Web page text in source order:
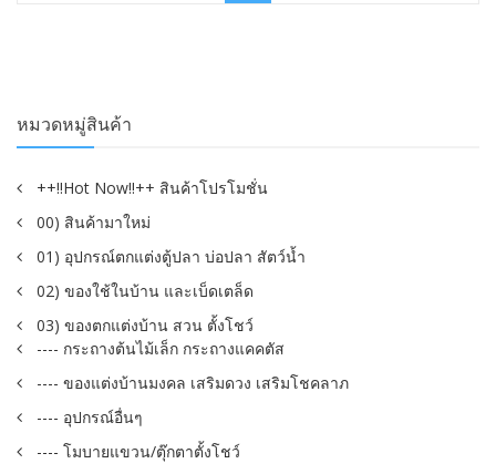
หมวดหมู่สินค้า
++!!Hot Now!!++ สินค้าโปรโมชั่น
00) สินค้ามาใหม่
01) อุปกรณ์ตกแต่งตู้ปลา บ่อปลา สัตว์น้ำ
02) ของใช้ในบ้าน และเบ็ดเตล็ด
03) ของตกแต่งบ้าน สวน ตั้งโชว์
---- กระถางต้นไม้เล็ก กระถางแคคตัส
---- ของแต่งบ้านมงคล เสริมดวง เสริมโชคลาภ
---- อุปกรณ์อื่นๆ
---- โมบายแขวน/ตุ๊กตาตั้งโชว์